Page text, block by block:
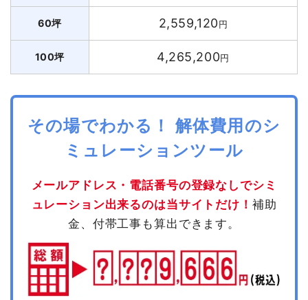
60坪 2,559,120円
100坪 4,265,200円
その場でわかる！ 解体費用のシ
ミュレーションツール
メールアドレス・電話番号の登録なしでシミ
ュレーション出来るのは当サイトだけ！ 補助
金、付帯工事も算出できます。